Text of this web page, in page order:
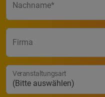
Nachname
Firma
(Bitte auswählen)
Veranstaltungsart